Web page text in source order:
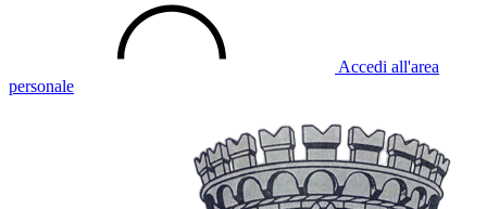
Accedi all'area
personale